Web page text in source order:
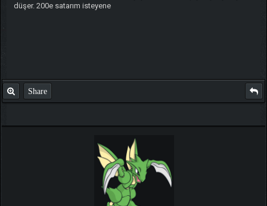
düşer. 200e satarım isteyene
Share